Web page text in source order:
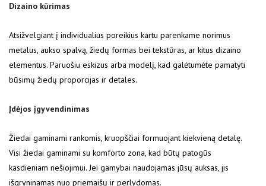
Dizaino kūrimas
Atsižvelgiant į individualius poreikius kartu parenkame norimus
metalus, aukso spalvą, žiedų formas bei tekstūras, ar kitus dizaino
elementus. Paruošiu eskizus arba modelį, kad galėtumėte pamatyti
būsimų žiedų proporcijas ir detales.
Įdėjos įgyvendinimas
Žiedai gaminami rankomis, kruopščiai formuojant kiekvieną detalę.
Visi žiedai gaminami su komforto zona, kad būtų patogūs
kasdieniam nešiojimui. Jei gamybai naudojamas jūsų auksas, jis
išgryninamas nuo priemaišų ir perlydomas.